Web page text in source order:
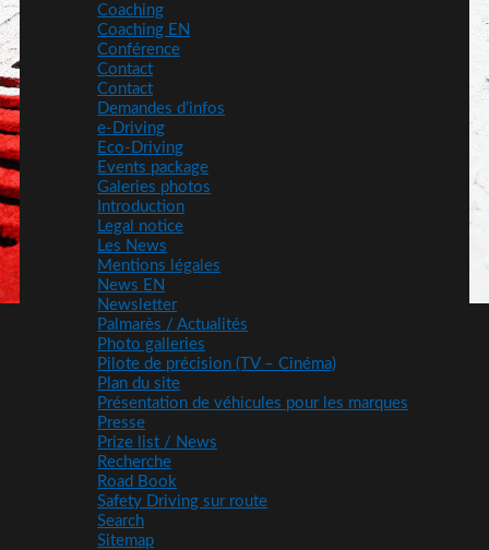
Coaching
Coaching EN
Conférence
Contact
Contact
Demandes d’infos
e-Driving
Eco-Driving
Events package
Galeries photos
Introduction
Legal notice
Les News
Mentions légales
News EN
Newsletter
Palmarès / Actualités
Photo galleries
Pilote de précision (TV – Cinéma)
Plan du site
Présentation de véhicules pour les marques
Presse
Prize list / News
Recherche
Road Book
Safety Driving sur route
Search
Sitemap